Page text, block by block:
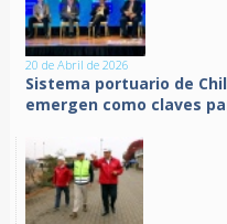
20 de Abril de 2026
Sistema portuario de
emergen como claves